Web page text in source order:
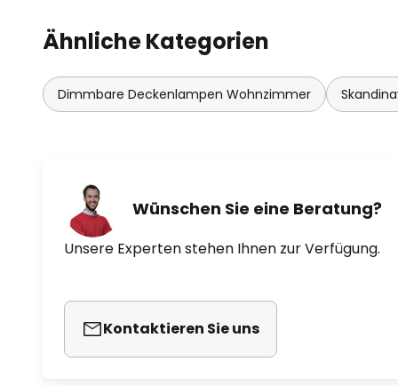
Ähnliche Kategorien
Dimmbare Deckenlampen Wohnzimmer
Wünschen Sie eine Beratung?
Unsere Experten stehen Ihnen zur Verfügung.
Kontaktieren Sie uns